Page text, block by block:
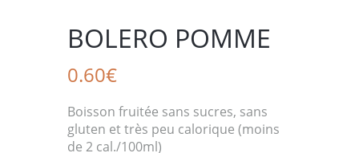
BOLERO POMME
0.60€
Boisson fruitée sans sucres, sans
gluten et très peu calorique (moins
de 2 cal./100ml)